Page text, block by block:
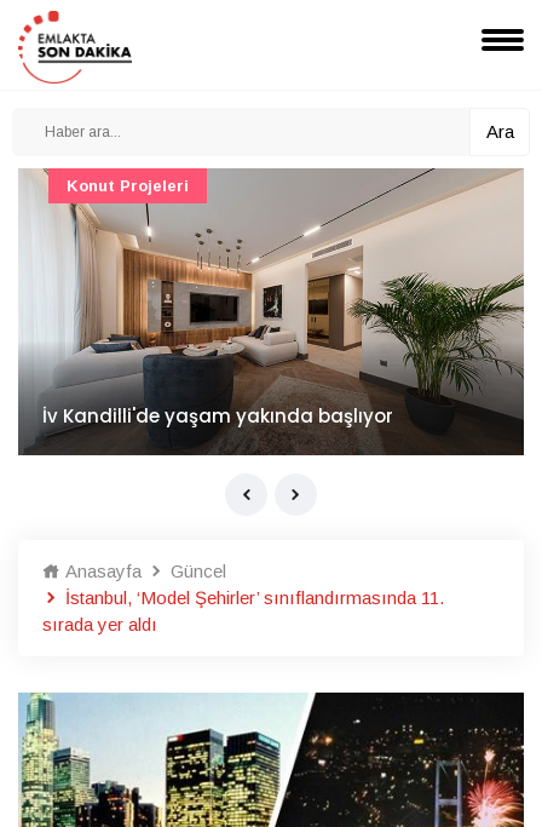
Ara
İv Kandilli'de yaşam yakında başlıyor
Konut Projeleri
Anasayfa
Güncel
İstanbul, ‘Model Şehirler’ sınıflandırmasında 11.
sırada yer aldı